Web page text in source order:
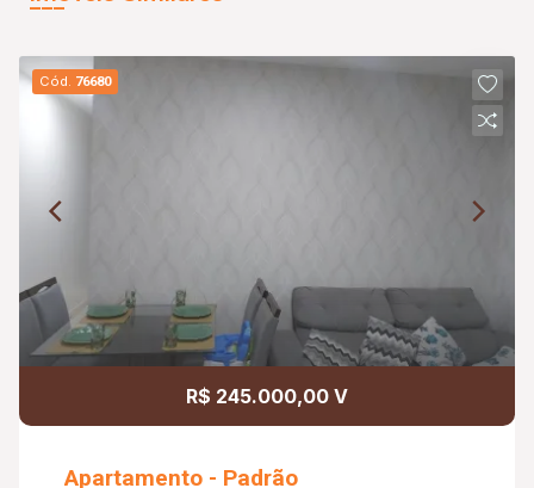
Cód. 76680
R$ 245.000,00 V
Apartamento - Padrão